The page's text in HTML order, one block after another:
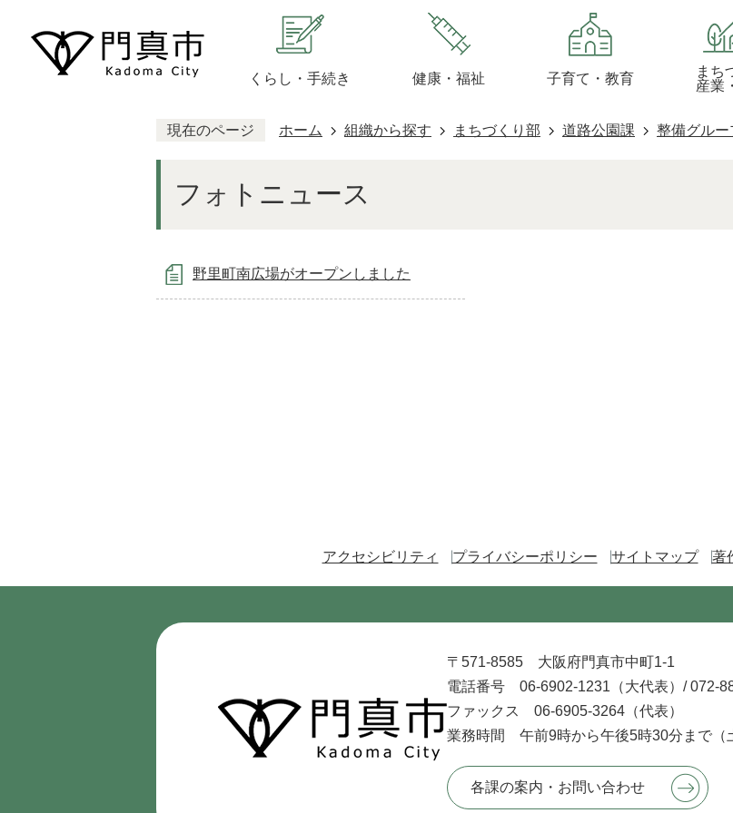
くらし・手続き 健康・福祉 子育て・教育
まち
産業
現在のページ ホーム 組織から探す まちづくり部 道路公園課 整備グルー
フォトニュース
野里町南広場がオープンしました
アクセシビリティ プライバシーポリシー サイトマップ 著
門
〒571-8585 大阪府門真市中町1-1
電話番号 06-6902-1231（大代表）/072-
ファックス 06-6905-3264（代表）
業務時間 午前9時から午後5時30分まで
各課の案内・お問い合わせ